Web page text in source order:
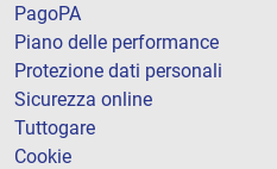
PagoPA
Piano delle performance
Protezione dati personali
Sicurezza online
Tuttogare
Cookie